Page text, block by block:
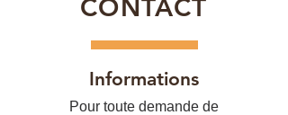
CONTACT
Informations
Pour toute demande de